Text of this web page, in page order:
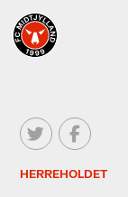
HERREHOLDET